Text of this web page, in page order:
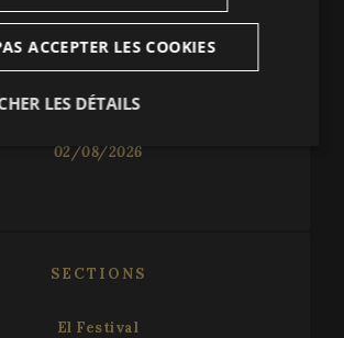
DIÀLEG TRANSVERSAL
05/08/2026
02/08/2026
SECTIONS
El Festival
ACCEPTER LES COOKIES
LES DÉTAILS
Analytiques